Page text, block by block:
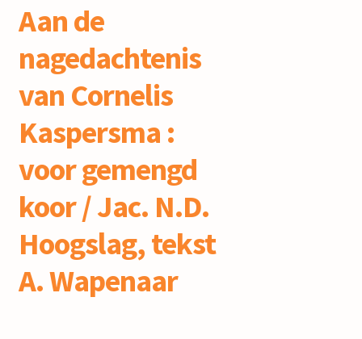
Aan de
nagedachtenis
van Cornelis
Kaspersma :
voor gemengd
koor / Jac. N.D.
Hoogslag, tekst
A. Wapenaar